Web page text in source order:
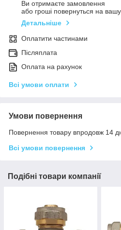
Ви отримаєте замовлення
або гроші повернуться на вашу
Детальніше
Оплатити частинами
Післяплата
Оплата на рахунок
Всі умови оплати
Умови повернення
Повернення товару впродовж 14
Всі умови повернення
Подібні товари компанії